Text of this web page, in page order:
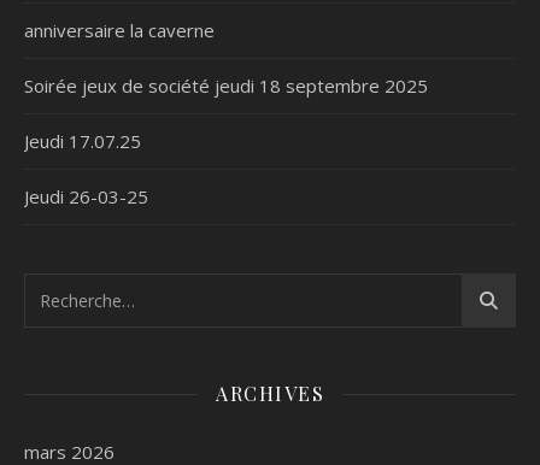
anniversaire la caverne
Soirée jeux de société jeudi 18 septembre 2025
Jeudi 17.07.25
Jeudi 26-03-25
ARCHIVES
mars 2026